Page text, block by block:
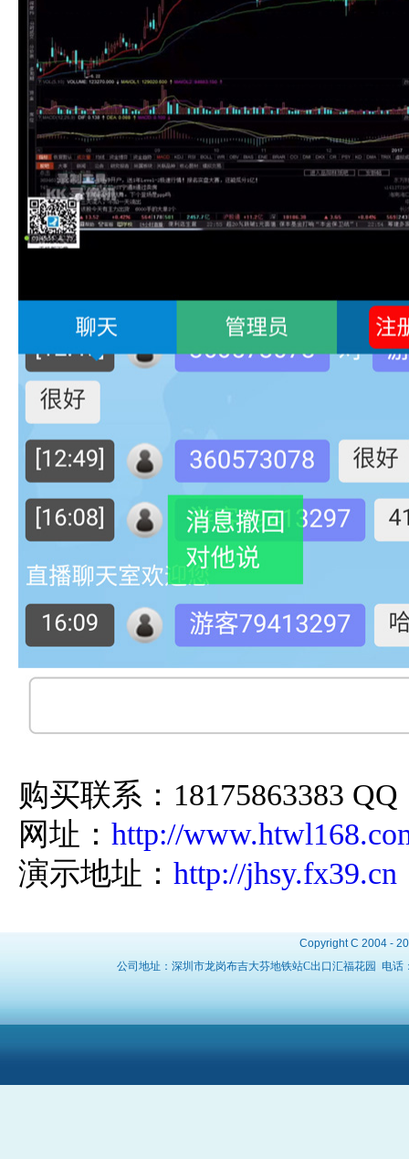
购买联系：18175863383 QQ
网址： http://
演示地址： http://jhsy.fx39.cn
Copyright C 2004 -
公司地址：深圳市龙岗布吉大芬地铁站C出口汇福花园 电话